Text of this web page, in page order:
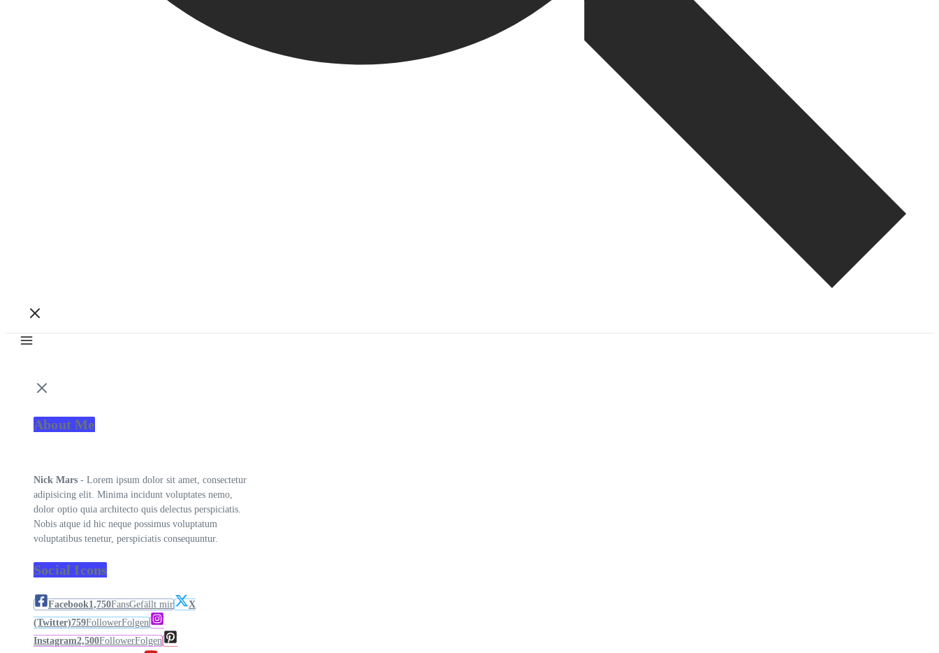
About Me
Nick Mars - Lorem ipsum dolor sit amet, consectetur
adipisicing elit. Minima incidunt voluptates nemo,
dolor optio quia architecto quis delectus perspiciatis.
Nobis atque id hic neque possimus voluptatum
voluptatibus tenetur, perspiciatis consequuntur.
Social Icons
Facebook1,750FansGefällt mir
X
(Twitter)759FollowerFolgen
Instagram2,500FollowerFolgen